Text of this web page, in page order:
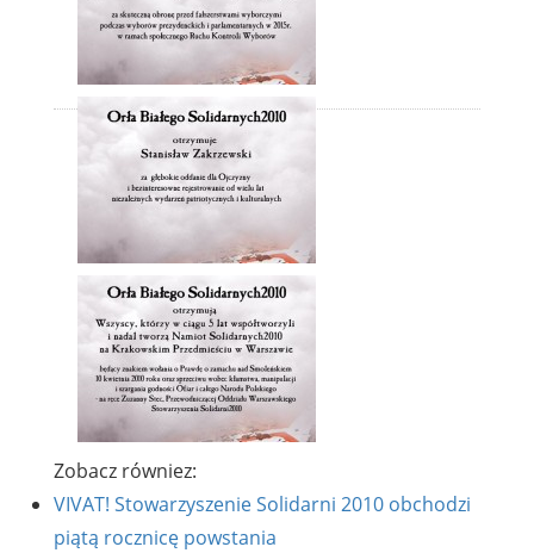
Zobacz równiez:
VIVAT! Stowarzyszenie Solidarni 2010 obchodzi
piątą rocznicę powstania